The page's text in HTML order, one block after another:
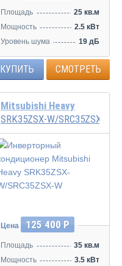
Площадь
25 кв.м
Мощность
2.5 кВт
Уровень шума
19 дБ
КУПИТЬ СМОТРЕТЬ
Mitsubishi Heavy
SRK35ZSX-W/SRC35ZSX-W
Инвертор
Цена 125 400 Р
Площадь
35 кв.м
Мощность
3.5 кВт